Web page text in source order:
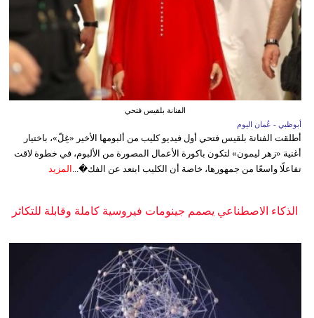
الفنانة بلقيس فتحي
أبوظبي - عُمان اليوم
أطلقت الفنانة بلقيس فتحي أول فيديو كليب من ألبومها الأخير «غِلّ»، باختيار
أغنية «زهر ليمون» لتكون باكورة الأعمال المصورة من الألبوم، في خطوة لاقت
تفاعلًا واسعًا من جمهورها، خاصة أن الكليب ابتعد عن الفك�...
المزيد
الذكاء الاصطناعي يصمم جينومات فيروسية كاملة وقابلة للتكاثر